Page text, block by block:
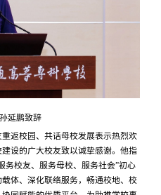
延鹏致辞
返校园、共话母校发展表示热烈欢
设的广大校友致以诚挚感谢。他指
务校友、服务母校、服务社会”初心
体、深化联络服务，畅通校地、校